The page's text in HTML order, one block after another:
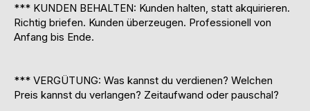
*** KUNDEN BEHALTEN: Kunden halten, statt akquirieren.
Richtig briefen. Kunden überzeugen. Professionell von
Anfang bis Ende.
*** VERGÜTUNG: Was kannst du verdienen? Welchen
Preis kannst du verlangen? Zeitaufwand oder pauschal?